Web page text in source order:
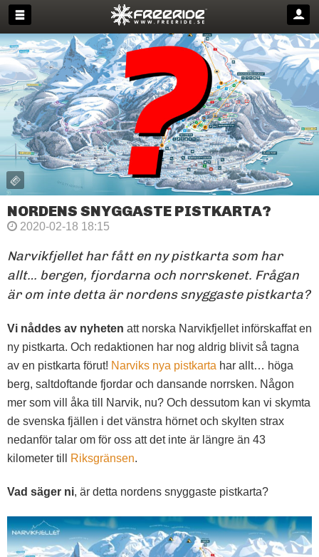
NORDENS SNYGGASTE PISTKARTA?
2020-02-18 18:15
Narvikfjellet har fått en ny pistkarta som har
allt… bergen, fjordarna och norrskenet. Frågan
är om inte detta är nordens snyggaste pistkarta?
Vi nåddes av nyheten att norska Narvikfjellet införskaffat en
ny pistkarta. Och redaktionen har nog aldrig blivit så tagna
av en pistkarta förut! Narviks nya pistkarta har allt… höga
berg, saltdoftande fjordar och dansande norrsken. Någon
mer som vill åka till Narvik, nu? Och dessutom kan vi skymta
de svenska fjällen i det vänstra hörnet och skylten strax
nedanför talar om för oss att det inte är längre än 43
kilometer till
Riksgränsen.
Vad säger ni, är detta nordens snyggaste pistkarta?